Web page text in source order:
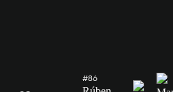
#86